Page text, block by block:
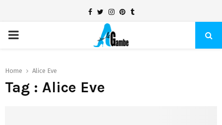
Facebook
TwitterInstagram
Pinterest
Tumblr
PRIMARY
Home Alice Eve
Tag : Alice Eve